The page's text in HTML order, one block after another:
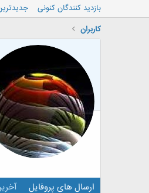
بازدید کنندگان کنونی
کاربران
ارسال های پروفایل